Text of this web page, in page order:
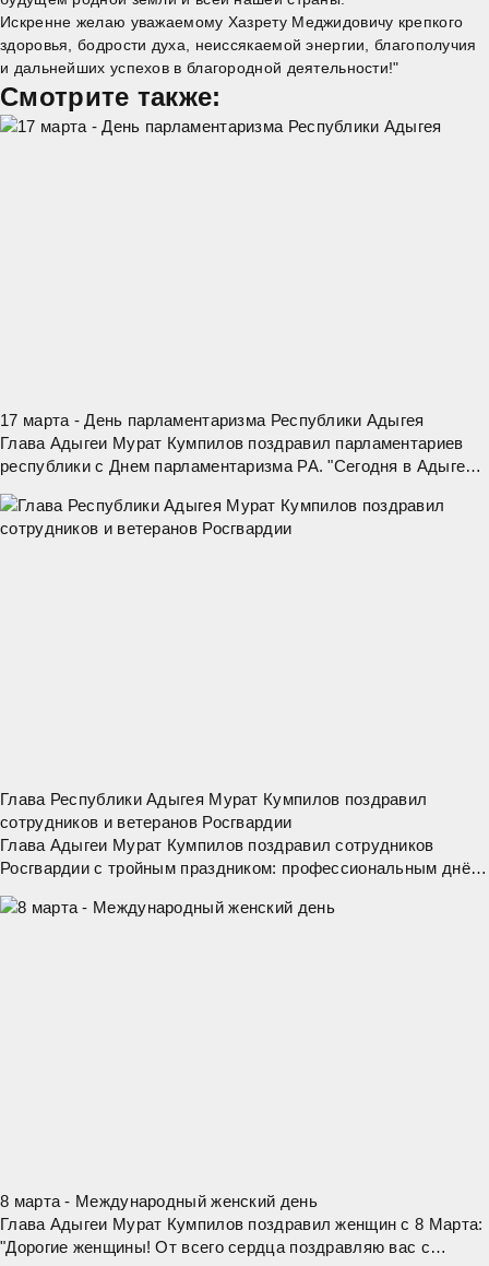
Искренне желаю уважаемому Хазрету Меджидовичу крепкого
здоровья, бодрости духа, неиссякаемой энергии, благополучия
и дальнейших успехов в благородной деятельности!"
Смотрите также:
17 марта - День парламентаризма Республики Адыгея
Глава Адыгеи Мурат Кумпилов поздравил парламентариев
республики с Днем парламентаризма РА. "Сегодня в Адыгее
1992 года, открылась первая
Глава Республики Адыгея Мурат Кумпилов поздравил
сотрудников и ветеранов Росгвардии
Глава Адыгеи Мурат Кумпилов поздравил сотрудников
Росгвардии с тройным праздником: профессиональным днём,
и 10-летием создания самой
8 марта - Международный женский день
Глава Адыгеи Мурат Кумпилов поздравил женщин с 8 Марта:
"Дорогие женщины! От всего сердца поздравляю вас с